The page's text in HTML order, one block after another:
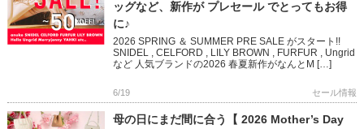
ッグなど、新作が プレセール でとってもお得
に♪
2026 SPRING ＆ SUMMER PRE SALE がスタート!!
SNIDEL , CELFORD , LILY BROWN , FURFUR , Ungrid
など 人気ブランドの2026 春夏新作がなんとM […]
6/19 セール情報
母の日にまだ間に合う【 2026 Mother’s Day